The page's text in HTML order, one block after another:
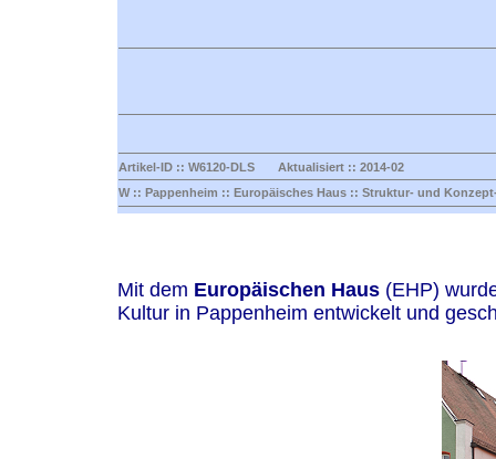
Artikel-ID :: W6120-DLS Aktualisiert :: 2014-02
W :: Pappenheim :: Europäisches Haus :: Struktur- und
Mit dem Europäischen Haus (EHP)
Kultur in Pappenheim entwickelt und